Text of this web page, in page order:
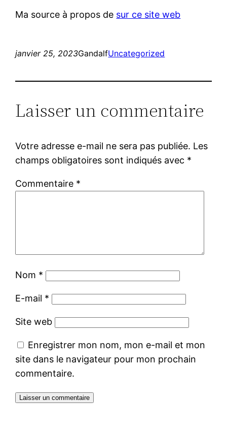
Ma source à propos de sur ce site web
janvier 25, 2023GandalfUncategorized
Laisser un commentaire
Votre adresse e-mail ne sera pas publiée. Les
champs obligatoires sont indiqués avec *
Commentaire *
Nom *
E-mail *
Site web
Enregistrer mon nom, mon e-mail et mon
site dans le navigateur pour mon prochain
commentaire.